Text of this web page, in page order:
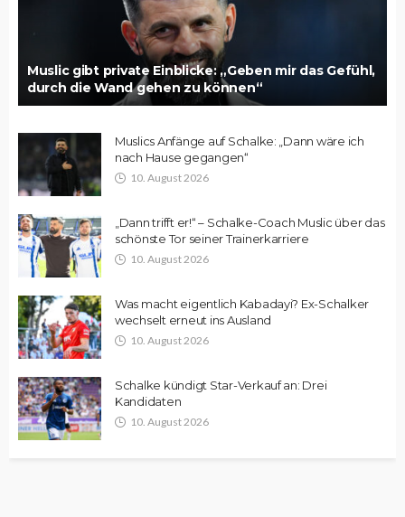
Muslic gibt private Einblicke: „Geben mir das Gefühl,
durch die Wand gehen zu können“
Muslics Anfänge auf Schalke: „Dann wäre ich
nach Hause gegangen“
10. August 2026
„Dann trifft er!“ – Schalke-Coach Muslic über das
schönste Tor seiner Trainerkarriere
10. August 2026
Was macht eigentlich Kabadayi? Ex-Schalker
wechselt erneut ins Ausland
10. August 2026
Schalke kündigt Star-Verkauf an: Drei
Kandidaten
10. August 2026